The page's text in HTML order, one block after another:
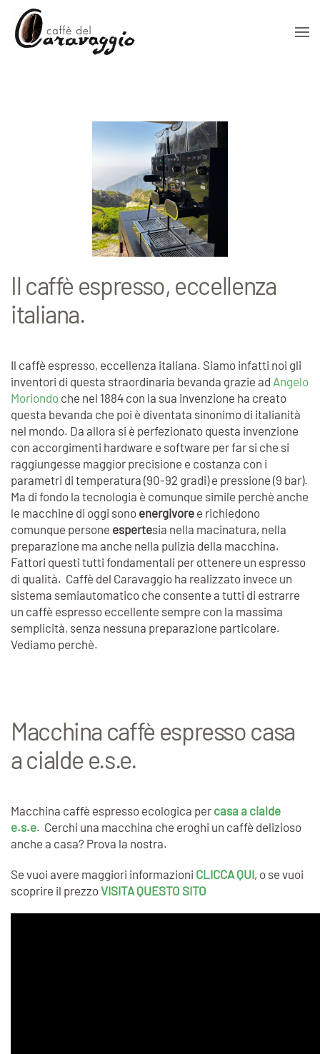
Skip to main content
Il caffè espresso, eccellenza
italiana.
Il caffè espresso, eccellenza italiana. Siamo infatti noi gli
inventori di questa straordinaria bevanda grazie ad Angelo
Moriondo che nel 1884 con la sua invenzione ha creato
questa bevanda che poi è diventata sinonimo di italianità
nel mondo. Da allora si è perfezionato questa invenzione
con accorgimenti hardware e software per far si che si
raggiungesse maggior precisione e costanza con i
parametri di temperatura (90-92 gradi) e pressione (9 bar).
Ma di fondo la tecnologia è comunque simile perchè anche
le macchine di oggi sono energivore e richiedono
comunque persone espertesia nella macinatura, nella
preparazione ma anche nella pulizia della macchina.
Fattori questi tutti fondamentali per ottenere un espresso
di qualità. Caffè del Caravaggio ha realizzato invece un
sistema semiautomatico che consente a tutti di estrarre
un caffè espresso eccellente sempre con la massima
semplicità, senza nessuna preparazione particolare.
Vediamo perchè.
Macchina caffè espresso casa
a cialde e.s.e.
Macchina caffè espresso ecologica per casa a cialde
e.s.e. Cerchi una macchina che eroghi un caffè delizioso
anche a casa? Prova la nostra.
Se vuoi avere maggiori informazioni CLICCA QUI, o se vuoi
scoprire il prezzoVISITA QUESTO SITO